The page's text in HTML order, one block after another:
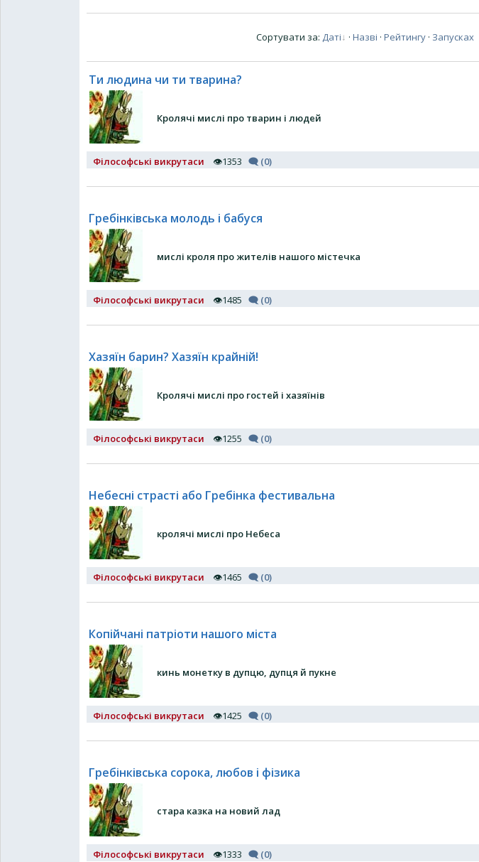
Сортувати за: Даті · Назві · Рейтингу · Запусках
Ти людина чи ти тварина?
Кролячі мислі про тварин і людей
Філософські викрутаси 👁1353 🗨 (0)
Гребінківська молодь і бабуся
мислі кроля про жителів нашого містечка
Філософські викрутаси 👁1485 🗨 (0)
Хазяїн барин? Хазяїн крайній!
Кролячі мислі про гостей і хазяїнів
Філософські викрутаси 👁1255 🗨 (0)
Небесні страсті або Гребінка фестивальна
кролячі мислі про Небеса
Філософські викрутаси 👁1465 🗨 (0)
Копійчані патріоти нашого міста
кинь монетку в дупцю, дупця й пукне
Філософські викрутаси 👁1425 🗨 (0)
Гребінківська сорока, любов і фізика
стара казка на новий лад
Філософські викрутаси 👁1333 🗨 (0)